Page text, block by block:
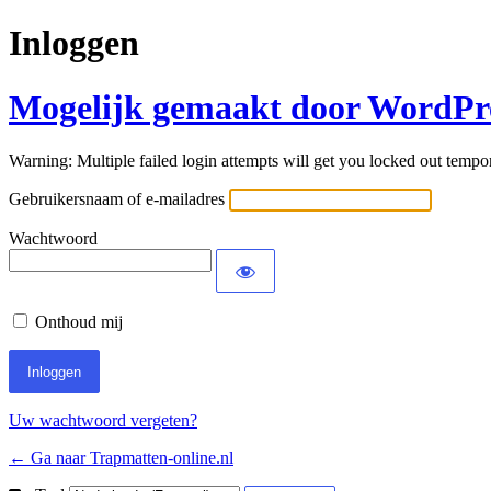
Inloggen
Mogelijk gemaakt door
Warning: Multiple failed login attempts will get you locked out
Gebruikersnaam of e-mailadres
Wachtwoord
Onthoud mij
Uw wachtwoord vergeten?
← Ga naar Trapmatten-online.nl